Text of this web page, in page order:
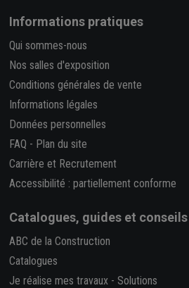
Informations pratiques
Qui sommes-nous
Nos salles d'exposition
Conditions générales de vente
Informations légales
Données personnelles
FAQ - Plan du site
Carrière et Recrutement
Accessibilité : partiellement conforme
Catalogues, guides et conseils
ABC de la Construction
Catalogues
Je réalise mes travaux - Solutions